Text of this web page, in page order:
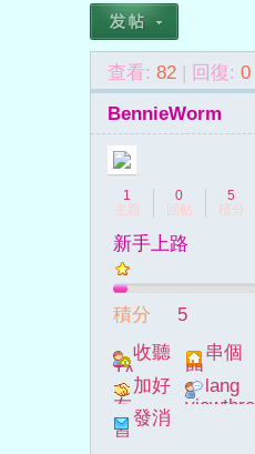
» › ›
查看: 82 | 回復: 0
BennieWorm
1
主題
0
回帖
5
積分
新手上路
積分
5
收聽
TA
串個
門
加好
友
lang
viewthre
發消
息